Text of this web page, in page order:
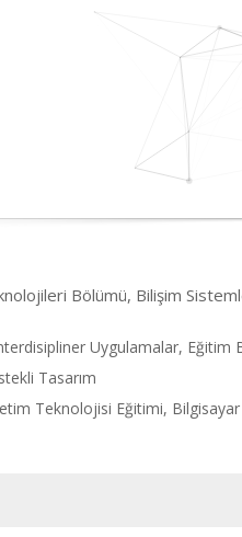
Bölümü, Bilişim
Uygulamalar, Eğitim
Tasarım
Teknolojisi Eğitimi,